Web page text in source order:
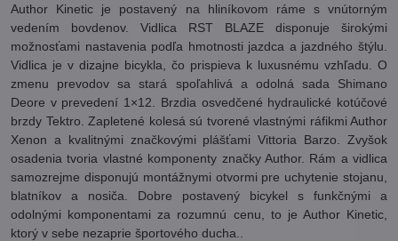
Author Kinetic je postavený na hliníkovom ráme s vnútorným
vedením bovdenov. Vidlica RST BLAZE disponuje širokými
možnosťami nastavenia podľa hmotnosti jazdca a jazdného štýlu.
Vidlica je v dizajne bicykla, čo prispieva k luxusnému vzhľadu. O
zmenu prevodov sa stará spoľahlivá a odolná sada Shimano
Deore v prevedení 1×12. Brzdia osvedčené hydraulické kotúčové
brzdy Tektro. Zapletené kolesá sú tvorené vlastnými ráfikmi Author
Xenon a kvalitnými značkovými plášťami Vittoria Barzo. Zvyšok
osadenia tvoria vlastné komponenty značky Author. Rám a vidlica
samozrejme disponujú montážnymi otvormi pre uchytenie stojanu,
blatníkov a nosiča. Dobre postavený bicykel s funkčnými a
odolnými komponentami za rozumnú cenu, to je Author Kinetic,
ktorý v sebe nezaprie športového ducha..